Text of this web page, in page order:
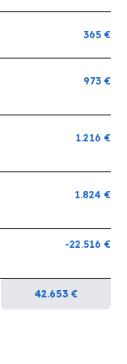
365 €
973 €
1.216 €
1.824 €
-22.516 €
42.653 €